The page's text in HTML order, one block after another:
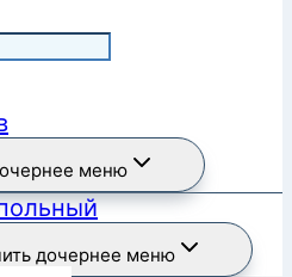
меню
дочернее меню